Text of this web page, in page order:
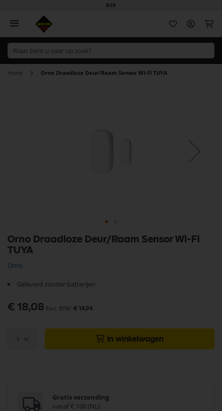
B2B
Home Orno Draadloze Deur/Raam Sensor Wi-Fi TUYA
Orno Draadloze Deur/Raam Sensor Wi-Fi
TUYA
Orno
Geleverd zonder batterijen
€ 18,08 € 14,94
1 In winkelwagen
Gratis verzending
vanaf € 100 (NL)
naar
het
van
afbeeldingen-